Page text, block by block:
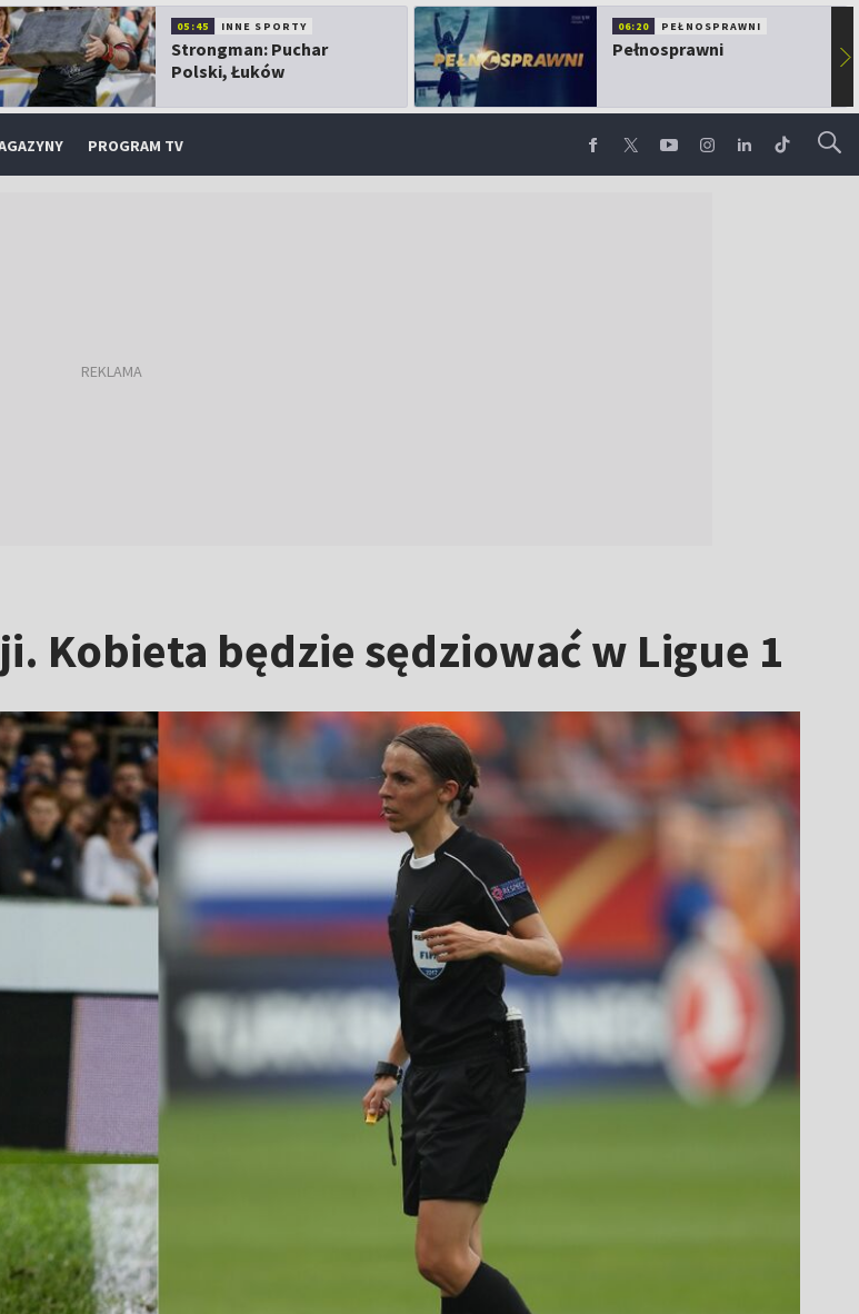
05:45 INNE SPORTY
Strongman: Puchar
Polski, Łuków
06:20 PEŁNOSPRAWNI
Pełnosprawni ▶
PROGRAM TV
Kobieta będzie sędziować w Ligue 1